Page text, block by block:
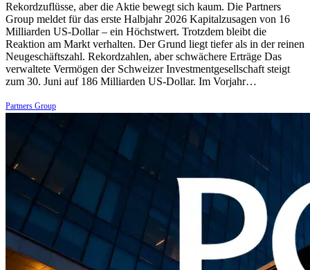
Rekordzuflüsse, aber die Aktie bewegt sich kaum. Die Partners
Group meldet für das erste Halbjahr 2026 Kapitalzusagen von 16
Milliarden US-Dollar – ein Höchstwert. Trotzdem bleibt die
Reaktion am Markt verhalten. Der Grund liegt tiefer als in der reinen
Neugeschäftszahl. Rekordzahlen, aber schwächere Erträge Das
verwaltete Vermögen der Schweizer Investmentgesellschaft steigt
zum 30. Juni auf 186 Milliarden US-Dollar. Im Vorjahr…
Partners Group